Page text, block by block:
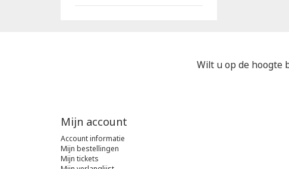
Wilt u op de hoogte
Mijn account
Account informatie
Mijn bestellingen
Mijn tickets